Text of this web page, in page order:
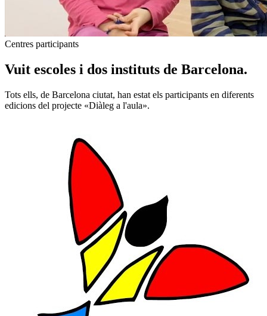
Centres participants
Vuit escoles i dos instituts de Barcelona.
Tots ells, de Barcelona ciutat, han estat els participants en diferents
edicions del projecte «Diàleg a l'aula».